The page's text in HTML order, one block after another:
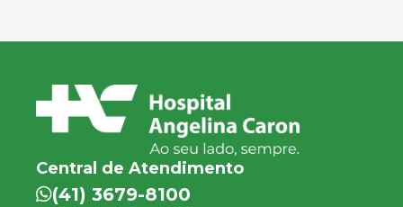
Central de Atendimento
(41) 3679-8100